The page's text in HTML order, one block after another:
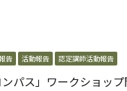
告 活動報告 認定講師活動報告
ンパス」ワークショッ